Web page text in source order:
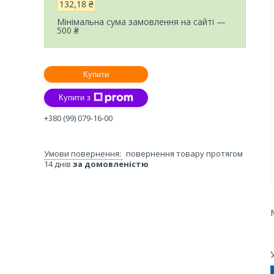
132,18 ₴
Мінімальна сума замовлення на сайті —
500 ₴
Купити
Купити з
+380 (99) 079-16-00
повернення товару протягом
14 днів за домовленістю